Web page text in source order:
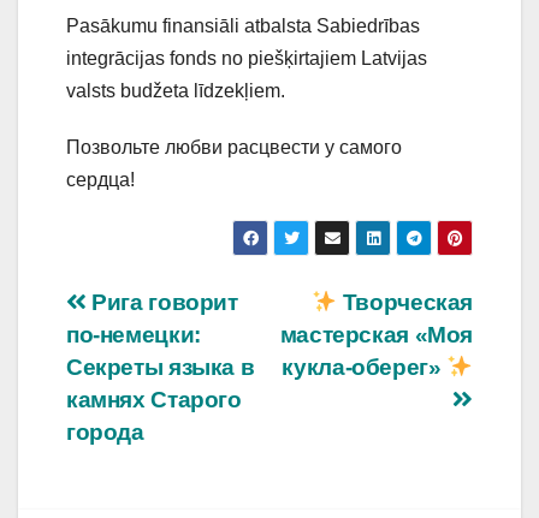
Pasākumu finansiāli atbalsta Sabiedrības
integrācijas fonds no piešķirtajiem Latvijas
valsts budžeta līdzekļiem.
Позвольте любви расцвести у самого
сердца!
Навигация
по
записям
Творческая
мастерская «Моя
кукла-оберег»
Рига говорит
по-немецки:
Секреты языка в
камнях Старого
города